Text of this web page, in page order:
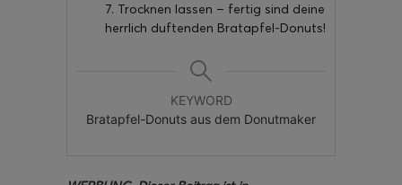
7. Trocknen lassen – fertig sind deine
herrlich duftenden Bratapfel-Donuts!
KEYWORD
Bratapfel-Donuts aus dem Donutmaker